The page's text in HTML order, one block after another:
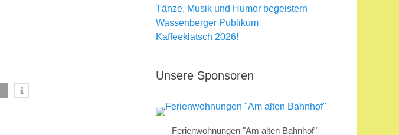
Tänze, Musik und Humor begeistern
Wassenberger Publikum
Kaffeeklatsch 2026!
Unsere Sponsoren
Ferienwohnungen "Am alten Bahnhof"